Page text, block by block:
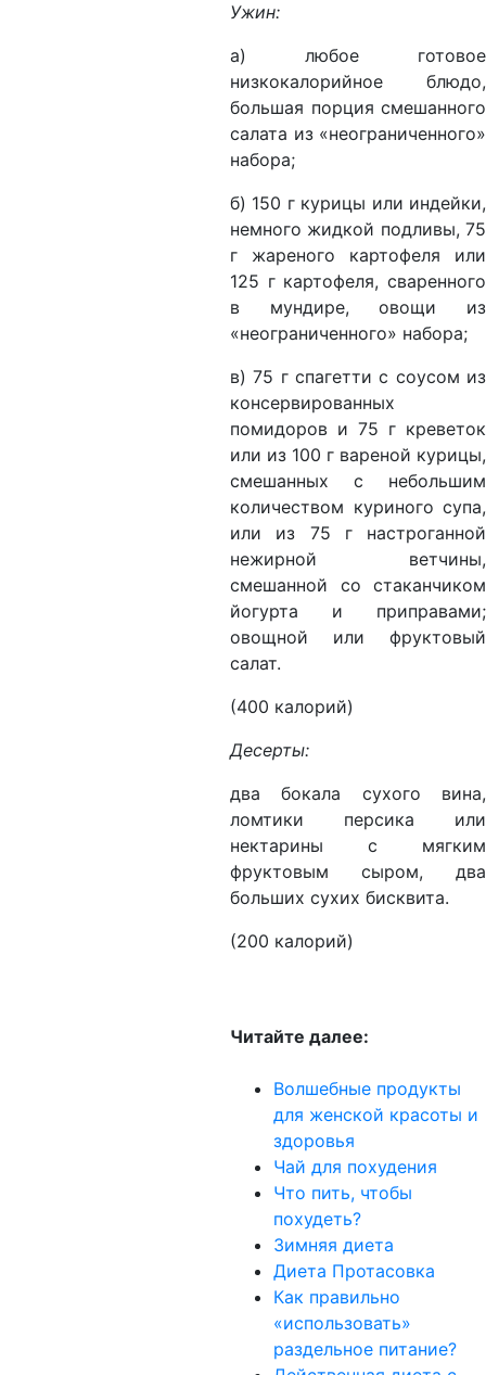
Ужин:
а) любое готовое
низкокалорийное блюдо,
большая порция смешанного
салата из «неограниченного»
набора;
б) 150 г курицы или индейки,
немного жидкой подливы, 75
г жареного картофеля или
125 г картофеля, сваренного
в мундире, овощи из
«неограниченного» набора;
в) 75 г спагетти с соусом из
консервированных
помидоров и 75 г креветок
или из 100 г вареной курицы,
смешанных с небольшим
количеством куриного супа,
или из 75 г настроганной
нежирной ветчины,
смешанной со стаканчиком
йогурта и приправами;
овощной или фруктовый
салат.
(400 калорий)
Десерты:
два бокала сухого вина,
ломтики персика или
нектарины с мягким
фруктовым сыром, два
больших сухих бисквита.
(200 калорий)
Читайте далее:
Волшебные продукты
для женской красоты и
здоровья
Чай для похудения
Что пить, чтобы
похудеть?
Зимняя диета
Диета Протасовка
Как правильно
«использовать»
раздельное питание?